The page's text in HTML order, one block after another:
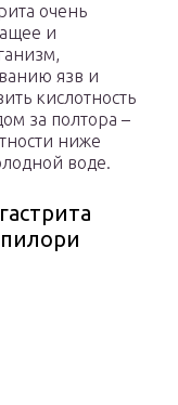
очень
и
язв и
кислотность
за полтора –
ниже
воде.